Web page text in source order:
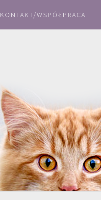
KONTAKT/WSPÓŁPRACA